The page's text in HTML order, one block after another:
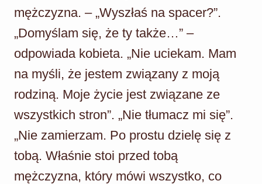
mężczyzna. – „Wyszłaś na spacer?”.
„Domyślam się, że ty także…” –
odpowiada kobieta. „Nie uciekam. Mam
na myśli, że jestem związany z moją
rodziną. Moje życie jest związane ze
wszystkich stron”. „Nie tłumacz mi się”.
„Nie zamierzam. Po prostu dzielę się z
tobą. Właśnie stoi przed tobą
mężczyzna, który mówi wszystko, co